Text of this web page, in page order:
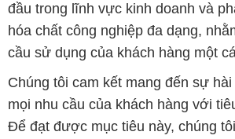
đầu trong lĩnh vực kinh doanh và
hóa chất công nghiệp đa dạng,
cầu sử dụng của khách hàng một
Chúng tôi cam kết mang đến sự
mọi nhu cầu của khách hàng với
Để đạt được mục tiêu này, chúng